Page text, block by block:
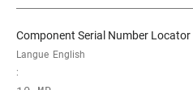
Component Serial Number Locator
Langue
:
English